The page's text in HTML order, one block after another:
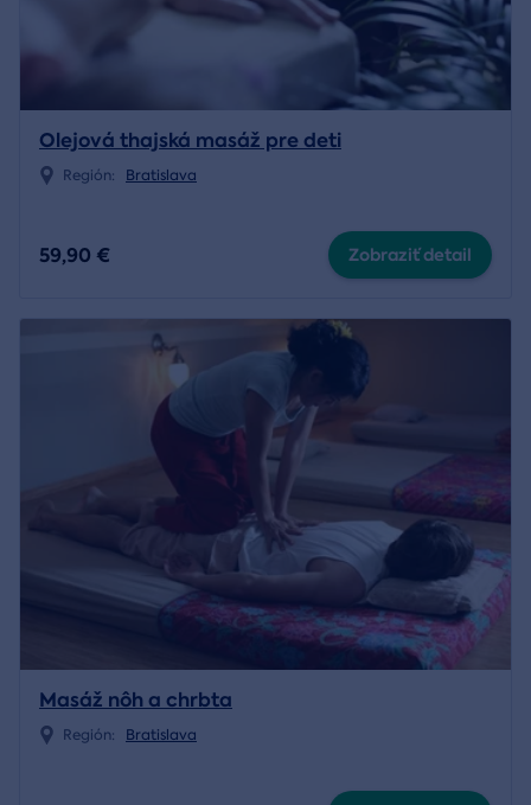
Olejová thajská masáž pre deti
Región: Bratislava
59,90 € Zobraziť detail
Masáž nôh a chrbta
Región: Bratislava